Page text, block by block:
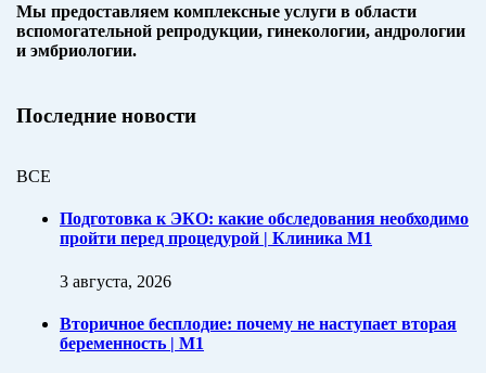
Мы предоставляем комплексные услуги в области
вспомогательной репродукции, гинекологии, андрологии
и эмбриологии.
Последние новости
ВСЕ
Подготовка к ЭКО: какие обследования необходимо
пройти перед процедурой | Клиника M1
3 августа, 2026
Вторичное бесплодие: почему не наступает вторая
беременность | M1